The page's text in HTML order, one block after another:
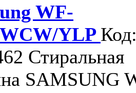
WF-
YLP
Стиральная
SAMSUNG